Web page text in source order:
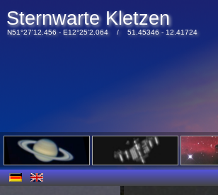
Sternwarte Kletzen
N51°27'12.456 - E12°25'2.064 / 51.45346 - 12.41724